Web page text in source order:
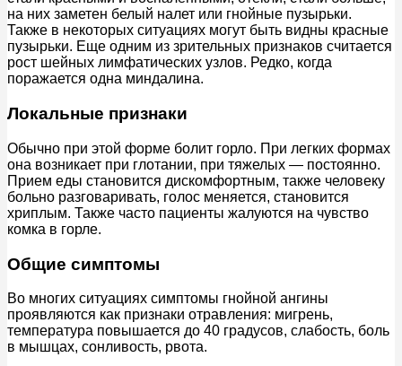
на них заметен белый налет или гнойные пузырьки.
Также в некоторых ситуациях могут быть видны красные
пузырьки. Еще одним из зрительных признаков считается
рост шейных лимфатических узлов. Редко, когда
поражается одна миндалина.
Локальные признаки
Обычно при этой форме болит горло. При легких формах
она возникает при глотании, при тяжелых — постоянно.
Прием еды становится дискомфортным, также человеку
больно разговаривать, голос меняется, становится
хриплым. Также часто пациенты жалуются на чувство
комка в горле.
Общие симптомы
Во многих ситуациях симптомы гнойной ангины
проявляются как признаки отравления: мигрень,
температура повышается до 40 градусов, слабость, боль
в мышцах, сонливость, рвота.